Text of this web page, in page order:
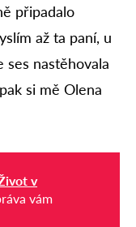
připadalo
až ta paní, u
ses nastěhovala
si mě Olena
v
vám